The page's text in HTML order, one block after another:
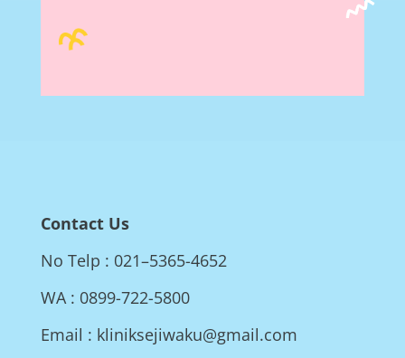
Contact Us
No Telp : 021–5365-4652
WA : 0899-722-5800
Email : kliniksejiwaku@gmail.com